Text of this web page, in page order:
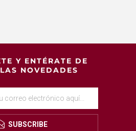
Y ENTÉRATE DE
NOVEDADES
SUBSCRIBE